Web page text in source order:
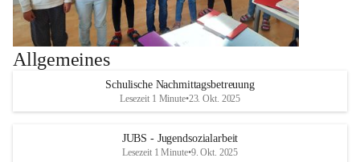
Allgemeines
Schulische Nachmittagsbetreuung
Lesezeit 1 Minute•23. Okt. 2025
JUBS - Jugendsozialarbeit
Lesezeit 1 Minute•9. Okt. 2025